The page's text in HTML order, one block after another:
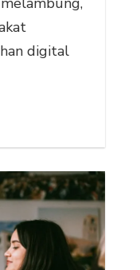
digital